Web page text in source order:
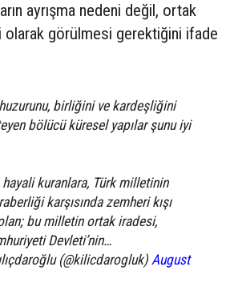
ayrışma nedeni değil, ortak
olarak görülmesi gerektiğini ifade
huzurunu, birliğini ve kardeşliğini
bölücü küresel yapılar şunu iyi
hayali kuranlara, Türk milletinin
karşısında zemheri kışı
bu milletin ortak iradesi,
Devleti’nin…
(@kilicdarogluk)August